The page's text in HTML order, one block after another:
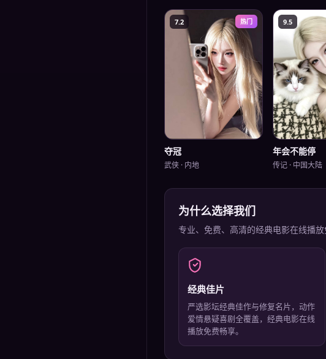
7.2 热门
夺冠
武侠 · 内地
9.5
年会不能停
传记 · 中国大陆
为什么选择我们
专业、免费、高清的经典电影在线播放
经典佳片
严选影坛经典佳作与修复名片，动作
爱情悬疑喜剧全覆盖，经典电影在线
播放免费畅享。